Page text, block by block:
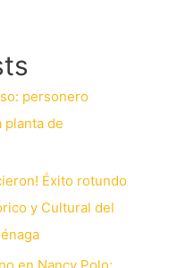
personero
planta de
Éxito rotundo
y Cultural del